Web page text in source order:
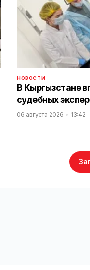
НОВОСТИ
В Кыргызстане
судебных
06 августа 2026 13:42